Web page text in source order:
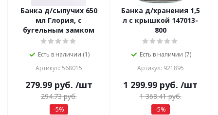
Банка д/сыпучих 650
мл Глория, с
бугельным замком
Есть в наличии (1)
Артикул: 568015
279.99руб. /шт
294.73руб.
-5%
Банка д/хранения 1,5
л с крышкой 147013-
800
Есть в наличии (7)
Артикул: 921895
1 299.99 руб. /шт
1 368.41руб.
-5%